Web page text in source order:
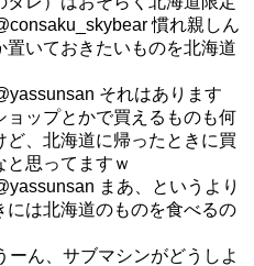
慣れ親しん
置いておきたいものを北海道
それはあります
ョップとかで買えるものも何
ど、北海道に帰ったときに買
と思ってますｗ
まあ、というより
には北海道のものを食べるの
ーん、サブマシンがどうしよ